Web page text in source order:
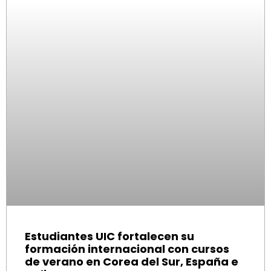
Estudiantes UIC fortalecen su
formación internacional con cursos
de verano en Corea del Sur, España e